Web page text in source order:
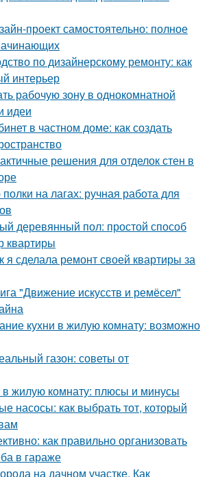
проект самостоятельно: полное
по дизайнерскому ремонту: как
интерьер
рабочую зону в однокомнатной
идеи
в частном доме: как создать
решения для отделок стен в
на лагах: ручная работа для
деревянный пол: простой способ
квартиры
я сделала ремонт своей квартиры за
"Движение искусств и ремёсел"
кухни в жилую комнату: возможно
газон: советы от
в жилую комнату: плюсы и минусы
насосы: как выбрать тот, который
как правильно организовать
в гараже
на дачном участке. Как